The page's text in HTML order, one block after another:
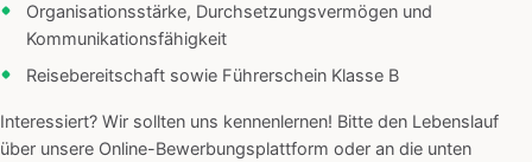
Organisationsstärke, Durchsetzungsvermögen und
Kommunikationsfähigkeit
Reisebereitschaft sowie Führerschein Klasse B
Interessiert? Wir sollten uns kennenlernen! Bitte den Lebenslauf
über unsere Online-Bewerbungsplattform oder an die unten